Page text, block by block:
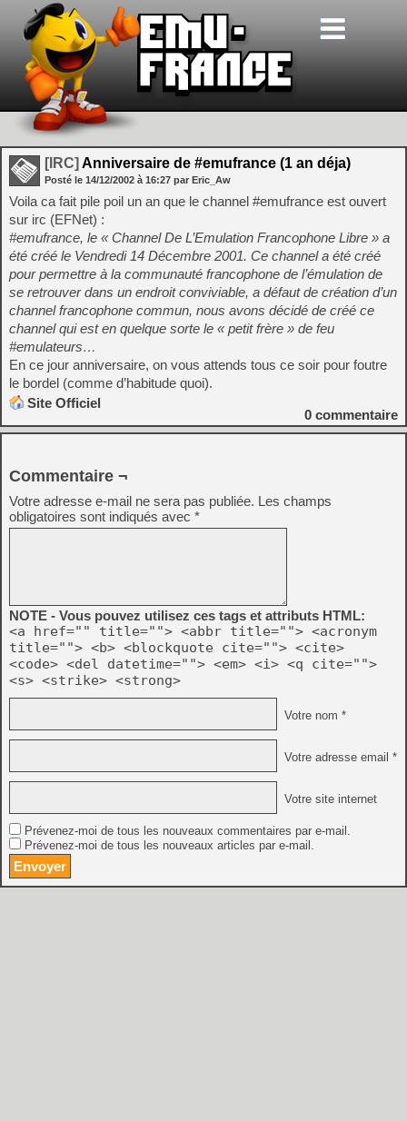
[IRC] Anniversaire de #emufrance (1 an déja)
Posté le 14/12/2002 à 16:27 par Eric_Aw
Voila ca fait pile poil un an que le channel #emufrance est ouvert
sur irc (EFNet) :
#emufrance, le « Channel De L’Emulation Francophone Libre » a
été créé le Vendredi 14 Décembre 2001. Ce channel a été créé
pour permettre à la communauté francophone de l’émulation de
se retrouver dans un endroit conviviable, a défaut de création d’un
channel francophone commun, nous avons décidé de créé ce
channel qui est en quelque sorte le « petit frère » de feu
#emulateurs…
En ce jour anniversaire, on vous attends tous ce soir pour foutre
le bordel (comme d’habitude quoi).
Site Officiel
0 commentaire
Commentaire ¬
Votre adresse e-mail ne sera pas publiée. Les champs
obligatoires sont indiqués avec *
NOTE - Vous pouvez utilisez ces tags et attributs HTML:
<a href="" title=""> <abbr title=""> <acronym
title=""> <b> <blockquote cite=""> <cite>
<code> <del datetime=""> <em> <i> <q cite="">
<s> <strike> <strong>
Votre nom *
Votre adresse email *
Votre site internet
Prévenez-moi de tous les nouveaux commentaires par e-mail.
Prévenez-moi de tous les nouveaux articles par e-mail.